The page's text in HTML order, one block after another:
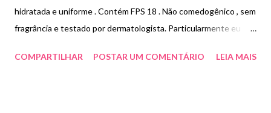
hidratada e uniforme . Contém FPS 18 . Não comedogênico , sem
fragrância e testado por dermatologista. Particularmente eu
deixa a pele mais “ glow”. Essa cor é a 220 um pouco mais escura
COMPARTILHAR POSTAR UM COMENTÁRIO LEIA MAIS